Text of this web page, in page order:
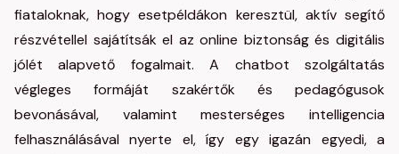
fiataloknak, hogy esetpéldákon keresztül, aktív segítő
részvétellel sajátítsák el az online biztonság és digitális
jólét alapvető fogalmait. A chatbot szolgáltatás
végleges formáját szakértők és pedagógusok
bevonásával, valamint mesterséges intelligencia
felhasználásával nyerte el, így egy igazán egyedi, a